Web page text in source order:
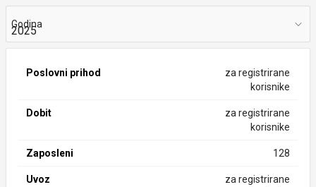
Godina
Poslovni prihod
za registrirane
korisnike
Dobit
za registrirane
korisnike
Zaposleni 128
Uvoz
za registrirane